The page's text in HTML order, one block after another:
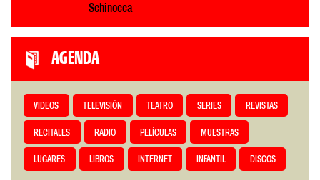
Schinocca
AGENDA
VIDEOS TELEVISIÓN TEATRO SERIES REVISTAS
RECITALES RADIO PELÍCULAS MUESTRAS
LUGARES LIBROS INTERNET INFANTIL DISCOS